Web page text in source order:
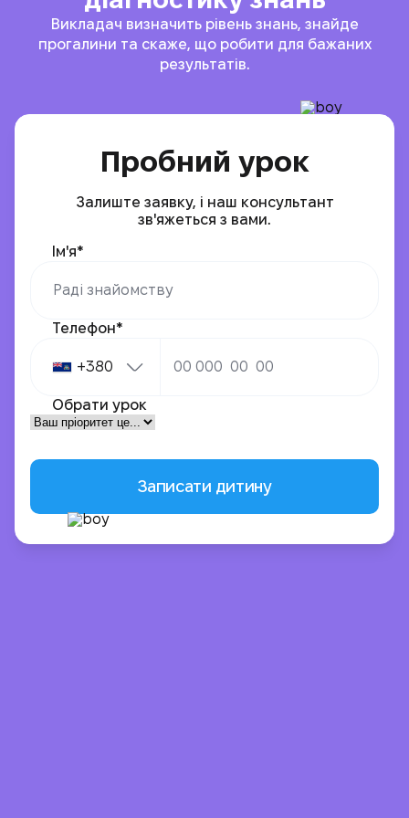
Викладач визначить рівень знань, знайде
прогалини та скаже, що робити для бажаних
результатів.
Пробний урок
Залиште заявку, і наш консультант
зв'яжеться з вами.
Ім'я*
Телефон*
+380
Обрати урок